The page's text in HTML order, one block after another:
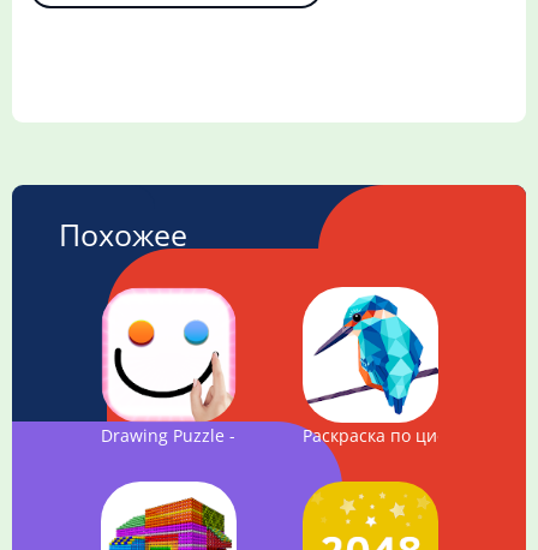
Похожее
Drawing Puzzle - Connect the two dots by drawing
Раскраска по цифрам - Poly